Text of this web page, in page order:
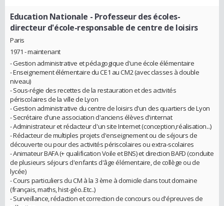
Education Nationale - Professeur des écoles-
directeur d'école-responsable de centre de loisirs
Paris
1971 - maintenant
- Gestion administrative et pédagogique d'une école élémentaire
- Enseignement élémentaire du CE1 au CM2 (avec classes à double
niveau)
- Sous-régie des recettes de la restauration et des activités
périscolaires de la ville de Lyon
- Gestion administrative du centre de loisirs d'un des quartiers de Lyon
- Secrétaire d'une association d'anciens élèves d'internat
- Administrateur et rédacteur d'un site Internet (conception,réalisation...)
- Rédacteur de multiples projets d'enseignement ou de séjours de
découverte ou pour des activités périscolaires ou extra-scolaires
- Animateur BAFA (+ qualification Voile et BNS) et direction BAFD (conduite
de plusieurs séjours d'enfants d'âge élémentaire, de collège ou de
lycée)
- Cours particuliers du CM à la 3 ème à domicile dans tout domaine
(français, maths, hist-géo..Etc..)
- Surveillance, rédaction et correction de concours ou d'épreuves de